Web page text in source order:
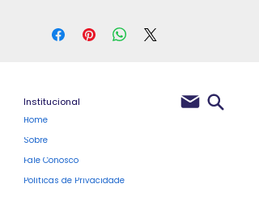
Institucional
Home
Sobre
Fale Conosco
Políticas de Privacidade